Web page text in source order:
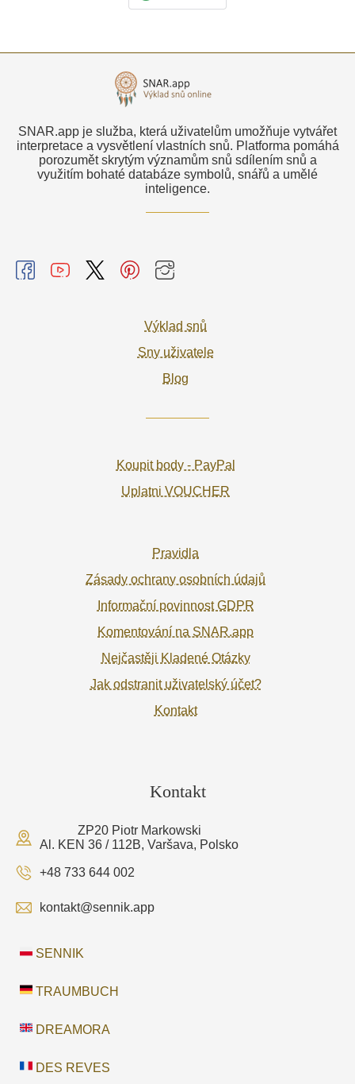
SNAR.app je služba, která uživatelům umožňuje vytvářet
interpretace a vysvětlení vlastních snů. Platforma pomáhá
porozumět skrytým významům snů sdílením snů a
využitím bohaté databáze symbolů, snářů a umělé
inteligence.
Výklad snů
Sny uživatele
Blog
Koupit body - PayPal
Uplatni VOUCHER
Pravidla
Zásady ochrany osobních údajů
Informační povinnost GDPR
Komentování na SNAR.app
Nejčastěji Kladené Otázky
Jak odstranit uživatelský účet?
Kontakt
Kontakt
ZP20 Piotr Markowski
Al. KEN 36 / 112B, Varšava, Polsko
+48 733 644 002
kontakt@sennik.app
SENNIK
TRAUMBUCH
DREAMORA
DES REVES